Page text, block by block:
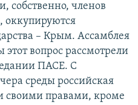
собственно, членов
оккупируются
– Крым. Ассамблея
этот вопрос рассмотрели
ПАСЕ. С
среды российская
своими правами, кроме